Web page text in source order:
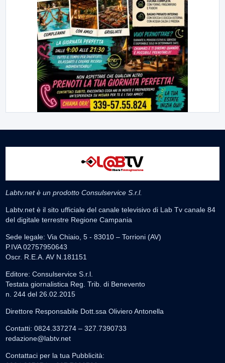
Labtv.net è un prodotto Consulservice S.r.l.
Labtv.net è il sito ufficiale del canale televisivo di Lab Tv canale 84
del digitale terrestre Regione Campania
Sede legale: Via Chiaio, 5 - 83010 – Torrioni (AV)
P.IVA 02757950643
Oscr. R.E.A. AV N.181151
Editore: Consulservice S.r.l.
Testata giornalistica Reg. Trib. di Benevento
n. 244 del 26.02.2015
Direttore Responsabile Dott.ssa Oliviero Antonella
Contatti: 0824.337274 – 327.7390733
redazione@labtv.net
Contattaci per la tua Pubblicità: